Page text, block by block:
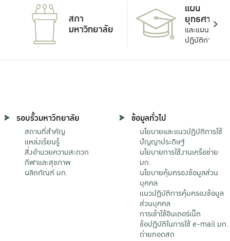
สภา
มหาวิทยาลัย
แผน
ยุทธศาสตร์
และแผน
ปฏิบัติการ
รอบรั้วมหาวิทยาลัย
สถานที่สำคัญ
แหล่งเรียนรู้
สิ่งอำนวยความสะดวก
กีฬาและสุขภาพ
ผลิตภัณฑ์ มก.
ข้อมูลทั่วไป
นโยบายและแนวปฏิบัติการใช้
ปัญญาประดิษฐ์
นโยบายการใช้งานเครือข่าย
มก.
นโยบายคุ้มครองข้อมูลส่วน
บุคคล
แนวปฏิบัติการคุ้มครองข้อมูล
ส่วนบุคคล
การเข้าใช้อินเตอร์เน็ต
ข้อปฏิบัติในการใช้ e-mail มก.
ถ่ายทอดสด